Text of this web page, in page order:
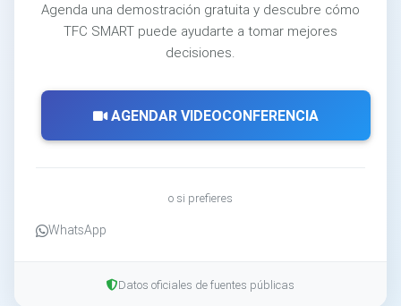
Agenda una demostración gratuita y descubre cómo
TFC SMART puede ayudarte a tomar mejores
decisiones.
AGENDAR VIDEOCONFERENCIA
o si prefieres
WhatsApp
Datos oficiales de fuentes públicas